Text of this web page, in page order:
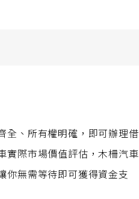
全、所有權明確，即可辦理借
實際市場價值評估，木柵汽車
你無需等待即可獲得資金支